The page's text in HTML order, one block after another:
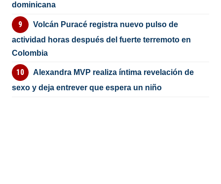
dominicana
Volcán Puracé registra nuevo pulso de
actividad horas después del fuerte terremoto en
Colombia
Alexandra MVP realiza íntima revelación de
sexo y deja entrever que espera un niño